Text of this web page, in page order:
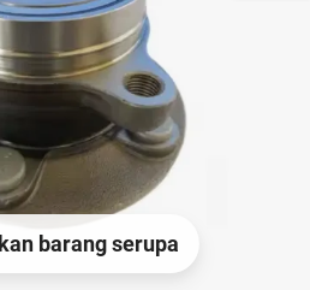
barang serupa